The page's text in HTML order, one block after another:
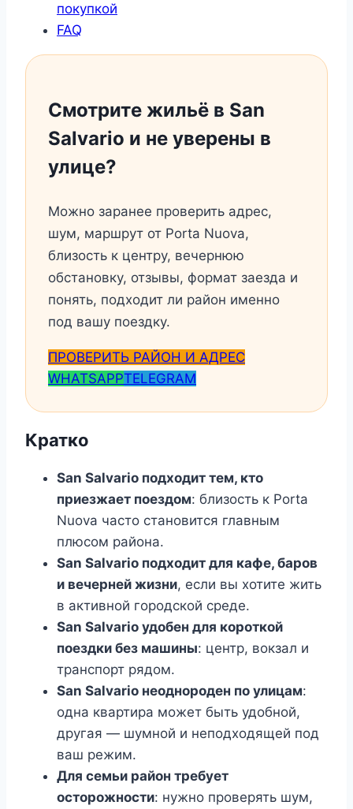
покупкой
FAQ
Смотрите жильё в San
Salvario и не уверены в
улице?
Можно заранее проверить адрес,
шум, маршрут от Porta Nuova,
близость к центру, вечернюю
обстановку, отзывы, формат заезда и
понять, подходит ли район именно
под вашу поездку.
ПРОВЕРИТЬ РАЙОН И АДРЕС
WHATSAPPTELEGRAM
Кратко
San Salvario подходит тем, кто
приезжает поездом: близость к Porta
Nuova часто становится главным
плюсом района.
San Salvario подходит для кафе, баров
и вечерней жизни, если вы хотите жить
в активной городской среде.
San Salvario удобен для короткой
поездки без машины: центр, вокзал и
транспорт рядом.
San Salvario неоднороден по улицам:
одна квартира может быть удобной,
другая — шумной и неподходящей под
ваш режим.
Для семьи район требует
осторожности: нужно проверять шум,